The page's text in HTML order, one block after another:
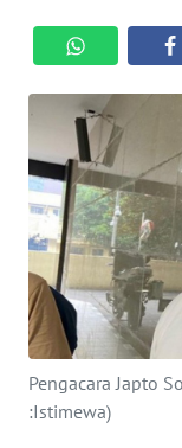
Pengacara Japto
:Istimewa)
TOKOH
OPINI
Informasi
INDEKS
BERITA
KONTAK
KAMI
INFO
IKLAN